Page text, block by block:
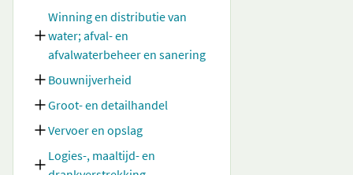
Winning en distributie van
water; afval- en
afvalwaterbeheer en sanering
Bouwnijverheid
Groot- en detailhandel
Vervoer en opslag
Logies-, maaltijd- en